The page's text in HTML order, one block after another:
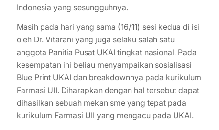
Indonesia yang sesungguhnya.
Masih pada hari yang sama (16/11) sesi kedua di isi
oleh Dr. Vitarani yang juga selaku salah satu
anggota Panitia Pusat UKAI tingkat nasional. Pada
kesempatan ini beliau menyampaikan sosialisasi
Blue Print UKAI dan breakdownnya pada kurikulum
Farmasi UII. Diharapkan dengan hal tersebut dapat
dihasilkan sebuah mekanisme yang tepat pada
kurikulum Farmasi UII yang mengacu pada UKAI.